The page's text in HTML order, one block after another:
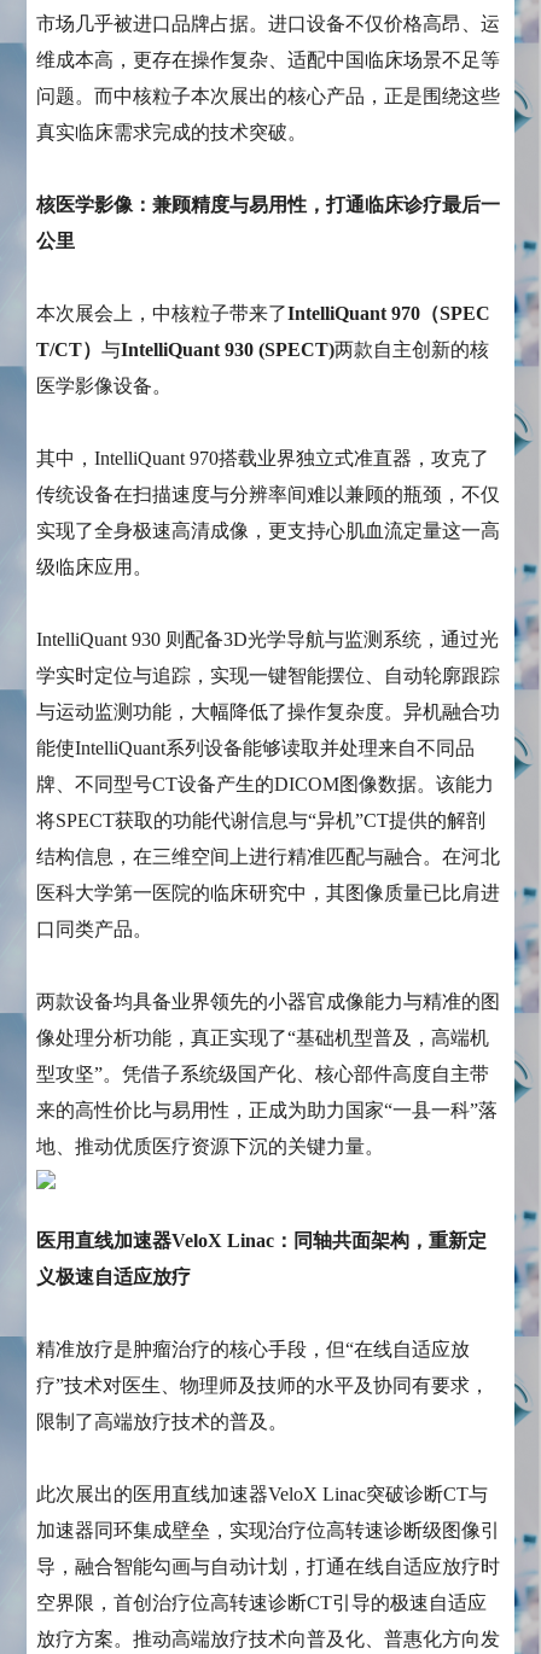
市场几乎被进口品牌占据。进口设备不仅价格高昂、运
维成本高，更存在操作复杂、适配中国临床场景不足等
问题。而中核粒子本次展出的核心产品，正是围绕这些
真实临床需求完成的技术突破。
核医学影像：兼顾精度与易用性，打通临床诊疗最后一
公里
本次展会上，中核粒子带来了IntelliQuant 970（SPEC
T/CT）与IntelliQuant 930 (SPECT)两款自主创新的核
医学影像设备。
其中，IntelliQuant 970搭载业界独立式准直器，攻克了
传统设备在扫描速度与分辨率间难以兼顾的瓶颈，不仅
实现了全身极速高清成像，更支持心肌血流定量这一高
级临床应用。
IntelliQuant 930 则配备3D光学导航与监测系统，通过光
学实时定位与追踪，实现一键智能摆位、自动轮廓跟踪
与运动监测功能，大幅降低了操作复杂度。异机融合功
能使IntelliQuant系列设备能够读取并处理来自不同品
牌、不同型号CT设备产生的DICOM图像数据。该能力
将SPECT获取的功能代谢信息与“异机”CT提供的解剖
结构信息，在三维空间上进行精准匹配与融合。在河北
医科大学第一医院的临床研究中，其图像质量已比肩进
口同类产品。
两款设备均具备业界领先的小器官成像能力与精准的图
像处理分析功能，真正实现了“基础机型普及，高端机
型攻坚”。凭借子系统级国产化、核心部件高度自主带
来的高性价比与易用性，正成为助力国家“一县一科”落
地、推动优质医疗资源下沉的关键力量。
医用直线加速器VeloX Linac：同轴共面架构，重新定
义极速自适应放疗
精准放疗是肿瘤治疗的核心手段，但“在线自适应放
疗”技术对医生、物理师及技师的水平及协同有要求，
限制了高端放疗技术的普及。
此次展出的医用直线加速器VeloX Linac突破诊断CT与
加速器同环集成壁垒，实现治疗位高转速诊断级图像引
导，融合智能勾画与自动计划，打通在线自适应放疗时
空界限，首创治疗位高转速诊断CT引导的极速自适应
放疗方案。推动高端放疗技术向普及化、普惠化方向发